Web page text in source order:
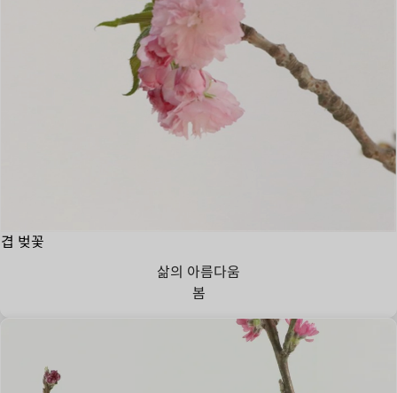
겹 벚꽃
삶의 아름다움
봄